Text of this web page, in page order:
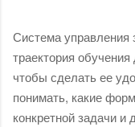
Система управления
траектория
чтобы сделать ее
понимать, какие
конкретной задачи и